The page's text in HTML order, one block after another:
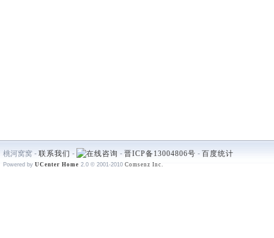
桃河窝窝 - 联系我们 - - 晋ICP备13004806号 - 百度统计
Powered by UCenter Home 2.0 © 2001-2010 Comsenz Inc.